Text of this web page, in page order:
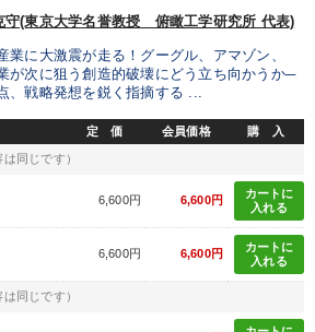
守(東京大学名誉教授 俯瞰工学研究所 代表)
業に大激震が走る！グーグル、アマゾン、
が次に狙う創造的破壊にどう立ち向かうか─
、戦略発想を鋭く指摘する ...
定 価 会員価格 購 入
同じです）
6,600円 6,600円
カートに
入れる
6,600円 6,600円
カートに
入れる
同じです）